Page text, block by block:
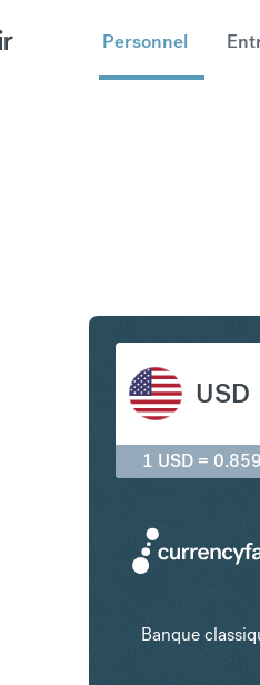
Personnel
USD
1 USD =
Banque